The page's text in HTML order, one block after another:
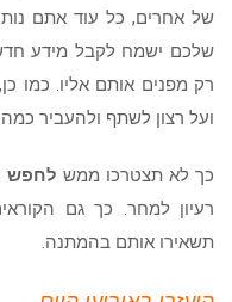
של אחרים, כל עוד אתם
שלכם ישמח לקבל מידע
רק מפנים אותם אליו. כמו
ועל רצון לשתף ולהעביר
כך לא תצטרכו ממש לחפש
רעיון למחר. כך גם
תשאירו אותם בהמתנה.